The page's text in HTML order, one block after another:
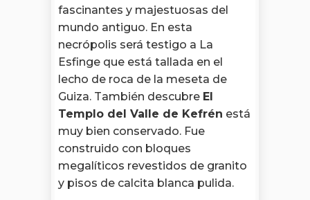
fascinantes y majestuosas del
mundo antiguo. En esta
necrópolis será testigo a La
Esfinge que está tallada en el
lecho de roca de la meseta de
Guiza. También descubre El
Templo del Valle de Kefrén está
muy bien conservado. Fue
construido con bloques
megalíticos revestidos de granito
y pisos de calcita blanca pulida.